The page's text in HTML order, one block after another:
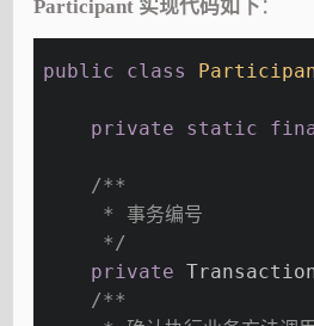
Participant 实现代码如下 ：
public class
private static
/**
     * 事务编号
     */
private
/**